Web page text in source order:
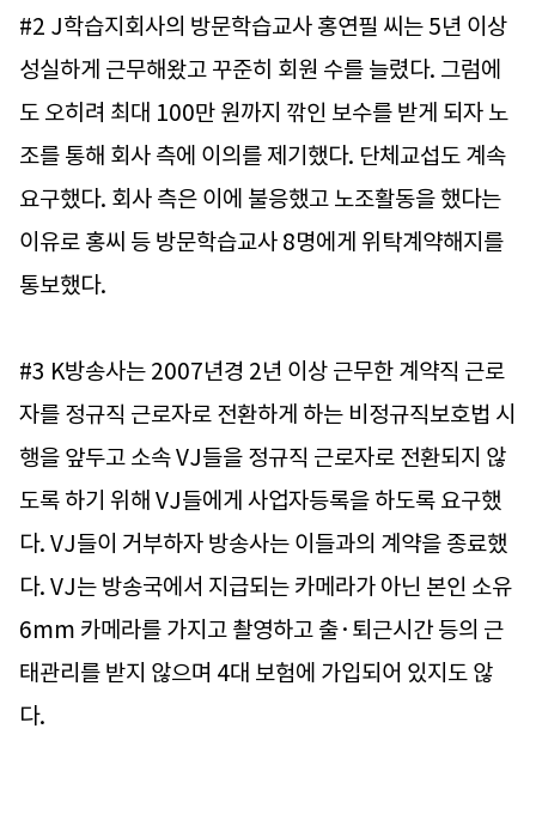
#2 J학습지회사의 방문학습교사 홍연필 씨는 5년 이상
성실하게 근무해왔고 꾸준히 회원 수를 늘렸다. 그럼에
도 오히려 최대 100만 원까지 깎인 보수를 받게 되자 노
조를 통해 회사 측에 이의를 제기했다. 단체교섭도 계속
요구했다. 회사 측은 이에 불응했고 노조활동을 했다는
이유로 홍씨 등 방문학습교사 8명에게 위탁계약해지를
통보했다.
#3 K방송사는 2007년경 2년 이상 근무한 계약직 근로
자를 정규직 근로자로 전환하게 하는 비정규직보호법 시
행을 앞두고 소속 VJ들을 정규직 근로자로 전환되지 않
도록 하기 위해 VJ들에게 사업자등록을 하도록 요구했
다. VJ들이 거부하자 방송사는 이들과의 계약을 종료했
다. VJ는 방송국에서 지급되는 카메라가 아닌 본인 소유
6mm 카메라를 가지고 촬영하고 출·퇴근시간 등의 근
태관리를 받지 않으며 4대 보험에 가입되어 있지도 않
다.